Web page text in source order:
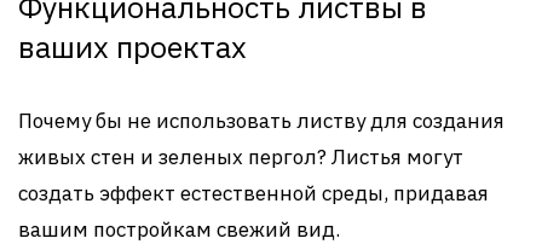
ваших проектах
Почему бы не использовать листву для создания
живых стен и зеленых пергол? Листья могут
создать эффект естественной среды, придавая
вашим постройкам свежий вид.